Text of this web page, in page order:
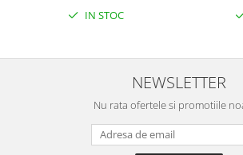
IN STOC
NEWSLETTER
Nu rata ofertele si promotiile